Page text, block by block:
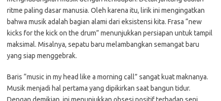
ritme paling dasar manusia. Oleh karena itu, lirik ini mengingatkan
bahwa musik adalah bagian alami dari eksistensi kita. Frasa “new
kicks for the kick on the drum” menunjukkan persiapan untuk tampil
maksimal. Misalnya, sepatu baru melambangkan semangat baru
yang siap menggebrak.
Baris “music in my head like a morning call” sangat kuat maknanya.
Musik menjadi hal pertama yang dipikirkan saat bangun tidur.